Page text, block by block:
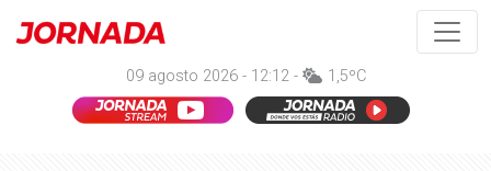
09 agosto 2026 - 12:12 - 1,5ºC